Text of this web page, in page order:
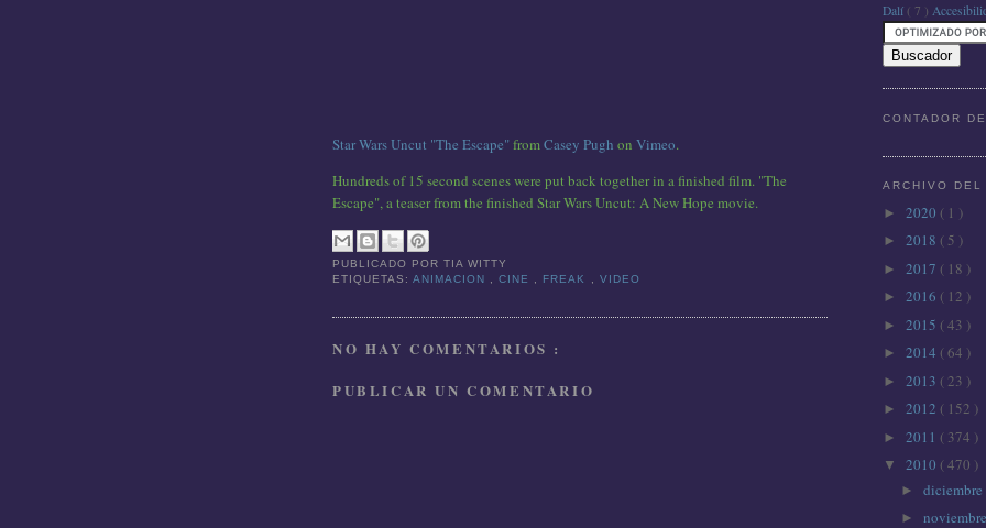
Star Wars Uncut "The Escape" fromCasey Pugh on Vimeo.
Hundreds of 15 second scenes were put back together in a finished film. "The
Escape", a teaser from the finished Star Wars Uncut: A New Hope movie.
PUBLICADO PORTIA WITTY
ETIQUETAS:ANIMACION ,CINE FREAK VIDEO
NO HAY COMENTARIOS :
PUBLICAR UN COMENTARIO
Dalí ( 7 )
CONTADOR
ARCHIVO DEL
► 2020 ( 1 )
► 2018 ( 5 )
► 2017 ( 18 )
► 2016 ( 12 )
► 2015 ( 43 )
► 2014 ( 64 )
► 2013 ( 23 )
► 2012 ( 152 )
► 2011 ( 374 )
▼ 2010 ( 470 )
► diciembre
► noviembre